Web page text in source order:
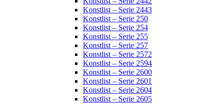
Konstlist – Serie 2443
Konstlist – Serie 250
Konstlist – Serie 254
Konstlist – Serie 255
Konstlist – Serie 257
Konstlist – Serie 2572
Konstlist – Serie 2594
Konstlist – Serie 2600
Konstlist – Serie 2601
Konstlist – Serie 2604
Konstlist – Serie 2605